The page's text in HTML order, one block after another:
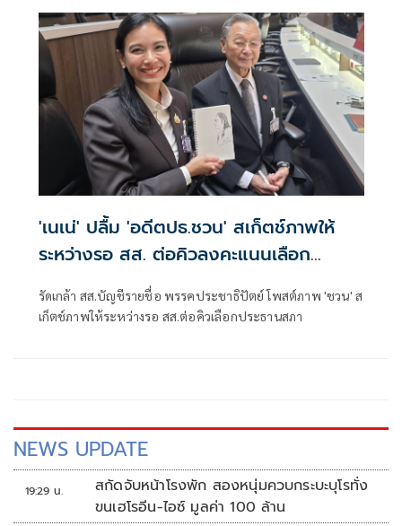
'เนเน่' ปลื้ม 'อดีตปธ.ชวน' สเก็ตช์ภาพให้
ระหว่างรอ สส. ต่อคิวลงคะแนนเลือก
รัดเกล้า สส.บัญชีรายชื่อ พรรคประชาธิปัตย์ โพสต์ภาพ 'ชวน' ส
เก็ตช์ภาพให้ระหว่างรอ สส.ต่อคิวเลือกประธานสภา
NEWS UPDATE
19:29 น.
สกัดจับหน้าโรงพัก สองหนุ่มควบกระบะบุโรทั่ง
ขนเฮโรอีน-ไอซ์ มูลค่า 100 ล้าน